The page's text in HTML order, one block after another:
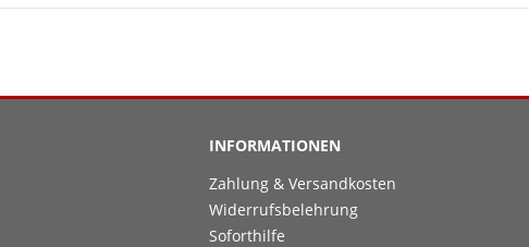
INFORMATIONEN
Zahlung & Versandkosten
Widerrufsbelehrung
Soforthilfe